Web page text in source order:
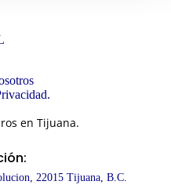
en Tijuana.
22015 Tijuana, B.C.